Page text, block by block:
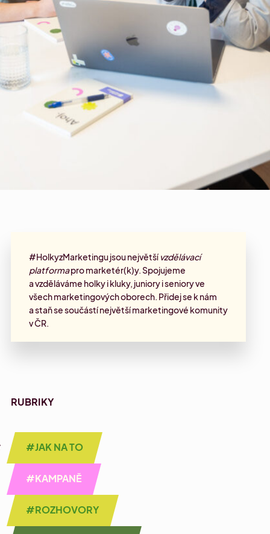
#HolkyzMarketingu jsou největší vzdělávací
platformapro marketér(k)y. Spojujeme
a vzděláváme holky i kluky, juniory i seniory ve
všech marketingových oborech. Přidej se k nám
a staň se součástí největší marketingové komunity
v ČR.
RUBRIKY
#JAK NA TO
#KAMPANĚ
#ROZHOVORY